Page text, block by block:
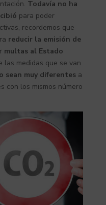
Todavía no ha
para poder
recordemos que
reducir la emisión de
multas al Estado
las medidas que se van
sean muy diferentesa
con los mismos número